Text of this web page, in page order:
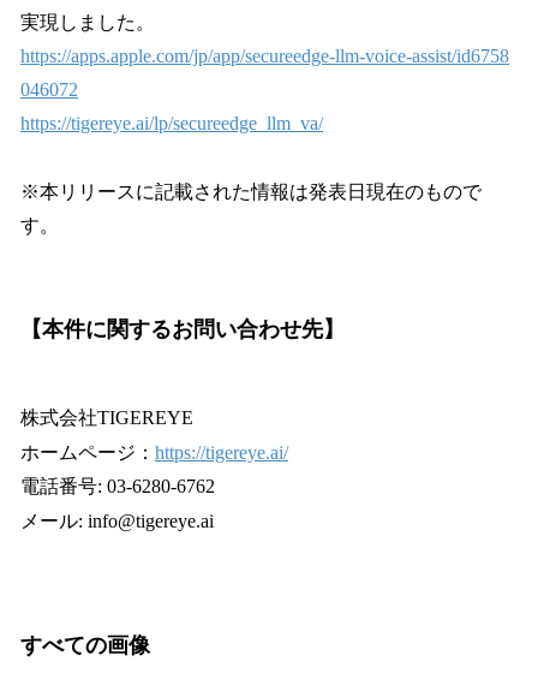
実現しました。
https://apps.apple.com/jp/app/secureedge-llm-voice-assist/id6758
046072
https://tigereye.ai/lp/secureedge_llm_va/
※本リリースに記載された情報は発表日現在のもので
す。
【本件に関するお問い合わせ先】
株式会社TIGEREYE
ホームページ： https://tigereye.ai/
電話番号: 03-6280-6762
メール: info@tigereye.ai
すべての画像